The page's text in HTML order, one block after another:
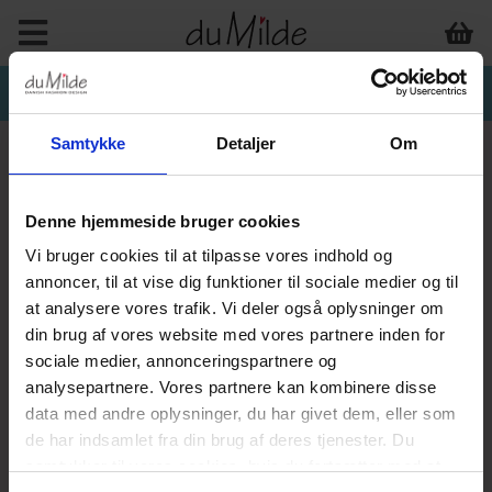
Samtykke Detaljer Om
Denne hjemmeside bruger cookies
Vi bruger cookies til at tilpasse vores indhold og
annoncer, til at vise dig funktioner til sociale medier og til
at analysere vores trafik. Vi deler også oplysninger om
din brug af vores website med vores partnere inden for
sociale medier, annonceringspartnere og
analysepartnere. Vores partnere kan kombinere disse
data med andre oplysninger, du har givet dem, eller som
de har indsamlet fra din brug af deres tjenester. Du